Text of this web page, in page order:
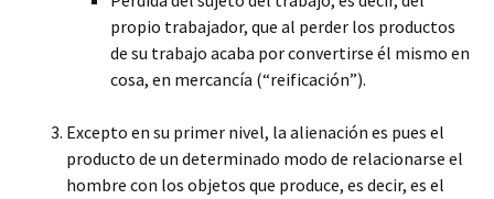
propio trabajador, que al perder los productos
de su trabajo acaba por convertirse él mismo en
cosa, en mercancía (“reificación”).
Excepto en su primer nivel, la alienación es pues el
producto de un determinado modo de relacionarse el
hombre con los objetos que produce, es decir, es el